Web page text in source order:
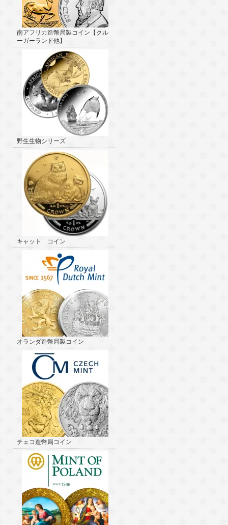
南アフリカ造幣局製コイン【クル
ーガーランド他】
野生生物シリーズ
キャット コイン
オランダ造幣局製コイン
チェコ造幣局コイン